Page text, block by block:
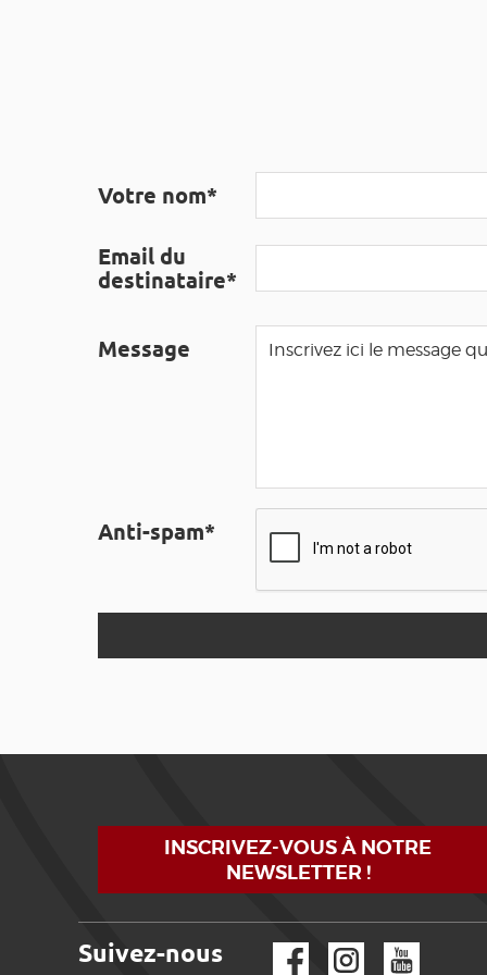
Votre nom*
Email du
destinataire*
Message
Anti-spam*
INSCRIVEZ-VOUS À NOTRE
NEWSLETTER !
Suivez-nous